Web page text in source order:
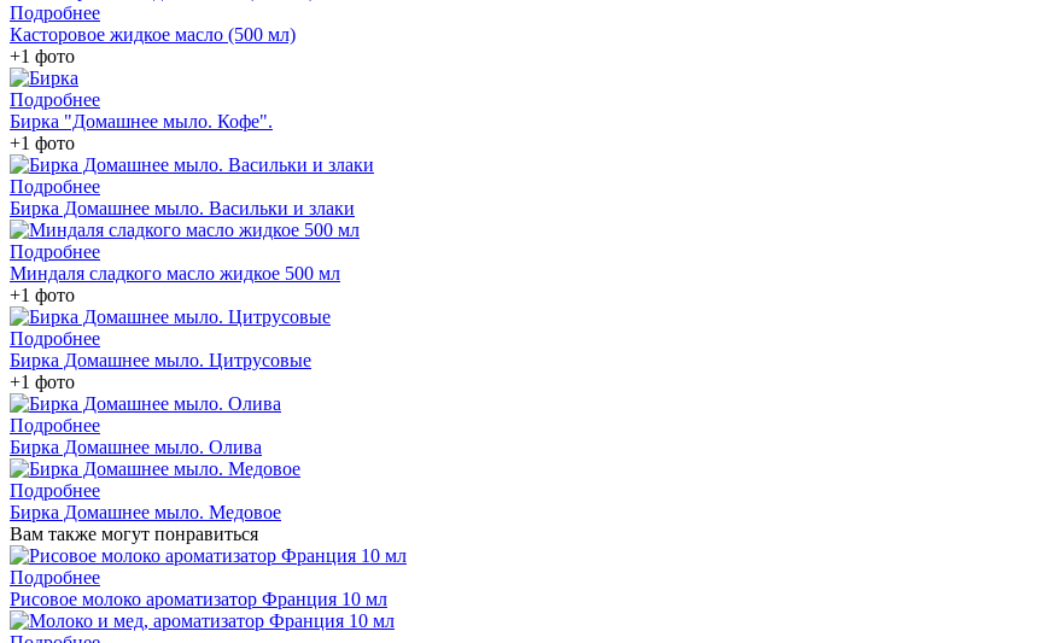
Подробнее
Касторовое жидкое масло (500 мл)
+1 фото
Подробнее
Бирка "Домашнее мыло. Кофе".
+1 фото
Подробнее
Бирка Домашнее мыло. Васильки и злаки
Подробнее
Миндаля сладкого масло жидкое 500 мл
+1 фото
Подробнее
Бирка Домашнее мыло. Цитрусовые
+1 фото
Подробнее
Бирка Домашнее мыло. Олива
Подробнее
Бирка Домашнее мыло. Медовое
Вам также могут понравиться
Подробнее
Рисовое молоко ароматизатор Франция 10 мл